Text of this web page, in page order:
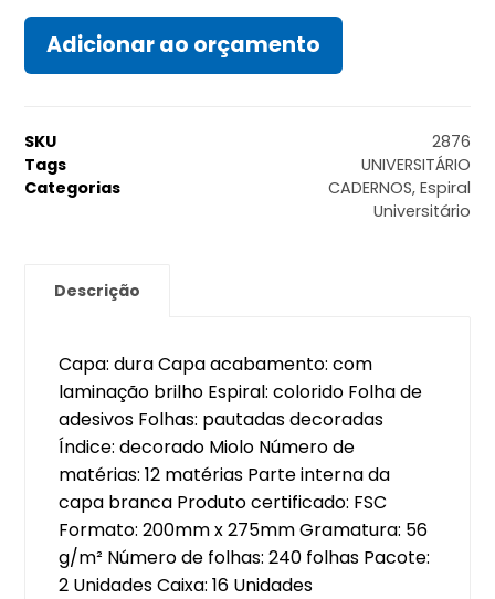
Adicionar ao orçamento
SKU
2876
Tags
UNIVERSITÁRIO
Categorias
CADERNOS, Espiral
Universitário
Descrição
Capa: dura Capa acabamento: com
laminação brilho Espiral: colorido Folha de
adesivos Folhas: pautadas decoradas
Índice: decorado Miolo Número de
matérias: 12 matérias Parte interna da
capa branca Produto certificado: FSC
Formato: 200mm x 275mm Gramatura: 56
g/m² Número de folhas: 240 folhas Pacote:
2 Unidades Caixa: 16 Unidades